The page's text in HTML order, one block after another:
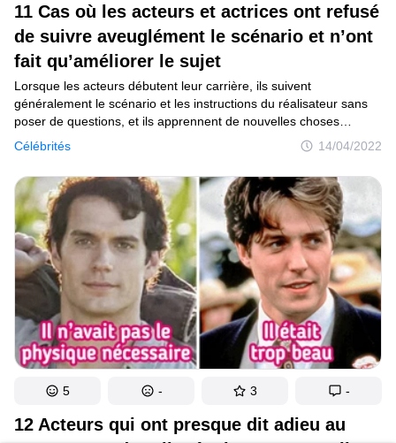
11 Cas où les acteurs et actrices ont refusé
de suivre aveuglément le scénario et n’ont
fait qu’améliorer le sujet
Célébrités 14/04/2022
Lorsque les acteurs débutent leur carrière, ils suivent
généralement le scénario et les instructions du réalisateur sans
poser de questions, et ils apprennent de nouvelles choses
et enrichissent leur expérience. Mais une fois qu’ils se sont fait
un nom, ils commencent à contribuer au développement des
personnages, à préconiser certaines intrigues et à en rejeter
d’autres. Et dans la plupart des cas, cela ne fait que rendre le film
meilleur.
12 Acteurs qui ont presque dit adieu au
5 - 3 -